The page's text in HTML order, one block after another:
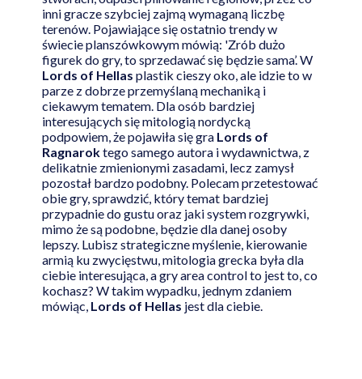
inni gracze szybciej zajmą wymaganą liczbę
terenów. Pojawiające się ostatnio trendy w
świecie planszówkowym mówią: 'Zrób dużo
figurek do gry, to sprzedawać się będzie sama’. W
Lords of Hellas plastik cieszy oko, ale idzie to w
parze z dobrze przemyślaną mechaniką i
ciekawym tematem. Dla osób bardziej
interesujących się mitologią nordycką
podpowiem, że pojawiła się gra Lords of
Ragnaroktego samego autora i wydawnictwa, z
delikatnie zmienionymi zasadami, lecz zamysł
pozostał bardzo podobny. Polecam przetestować
obie gry, sprawdzić, który temat bardziej
przypadnie do gustu oraz jaki system rozgrywki,
mimo że są podobne, będzie dla danej osoby
lepszy. Lubisz strategiczne myślenie, kierowanie
armią ku zwycięstwu, mitologia grecka była dla
ciebie interesująca, a gry area control to jest to, co
kochasz? W takim wypadku, jednym zdaniem
mówiąc, Lords of Hellas jest dla ciebie.